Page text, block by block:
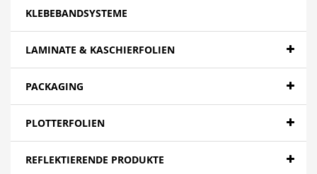
KLEBEBANDSYSTEME
LAMINATE & KASCHIERFOLIEN
PACKAGING
PLOTTERFOLIEN
REFLEKTIERENDE PRODUKTE